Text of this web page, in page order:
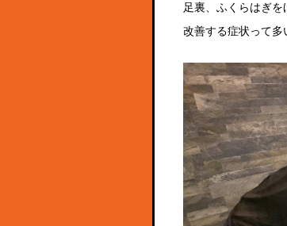
足裏、ふくらはぎ
改善する症状って多